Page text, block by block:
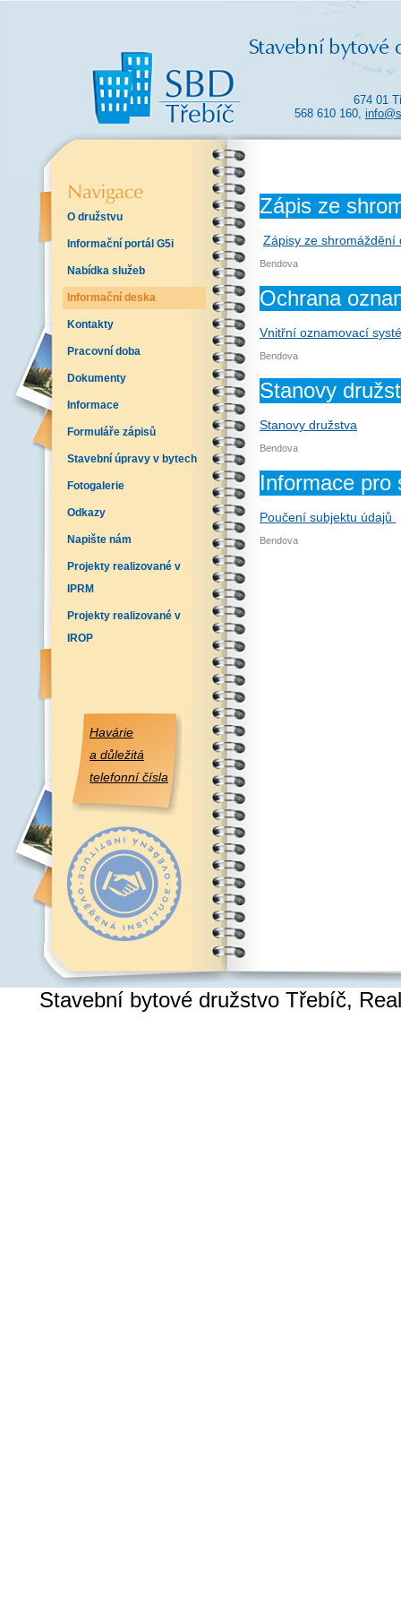
674 01
568 610 160,
O družstvu
Informační portál G5i
Nabídka služeb
Informační deska
Kontakty
Pracovní doba
Dokumenty
Informace
Formuláře zápisů
Stavební úpravy v bytech
Fotogalerie
Odkazy
Napište nám
Projekty realizované v
IPRM
Projekty realizované v
IROP
Havárie
a důležitá
telefonní čísla
Zápis ze
Zápisy ze shromáždění
Bendova
Ochrana
Vnitřní oznamovací
Bendova
Stanovy
Stanovy družstva
Bendova
Informace pro
Poučení subjektu údajů
Bendova
Stavební bytové družstvo Třebíč,